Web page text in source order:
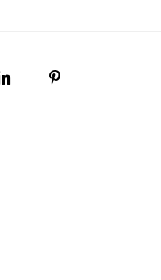
LinkedIn